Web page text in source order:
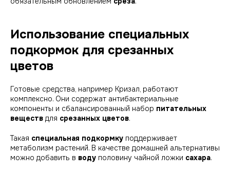
Использование специальных
подкормок для срезанных
цветов
Готовые средства, например Кризал, работают
комплексно. Они содержат антибактериальные
компоненты и сбалансированный набор питательных
веществ для срезанных цветов.
Такая специальная подкормку поддерживает
метаболизм растений. В качестве домашней альтернативы
можно добавить в воду половину чайной ложки сахара.